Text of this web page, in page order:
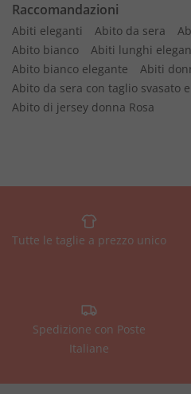
Raccomandazioni
Abiti eleganti Abito da sera
Abito bianco
Abiti lunghi
Abito bianco elegante
Abiti
Abito da sera con taglio svasato
Abito di jersey donna Rosa
Tutte le taglie a prezzo unico
Spedizione con Poste
Italiane